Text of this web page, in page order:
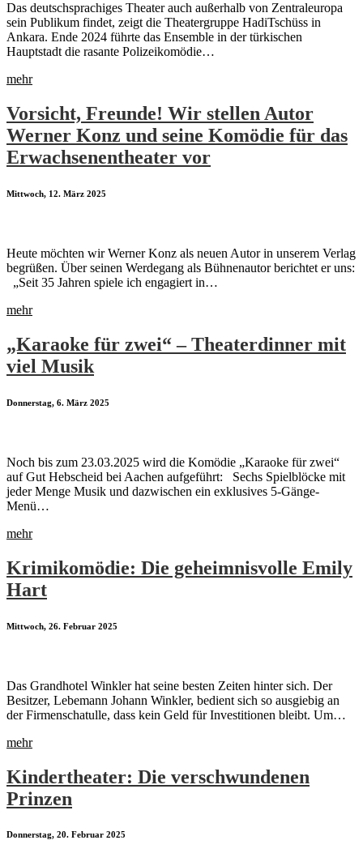
Das deutschsprachiges Theater auch außerhalb von Zentraleuropa
sein Publikum findet, zeigt die Theatergruppe HadiTschüss in
Ankara. Ende 2024 führte das Ensemble in der türkischen
Hauptstadt die rasante Polizeikomödie…
mehr
Vorsicht, Freunde! Wir stellen Autor
Werner Konz und seine Komödie für das
Erwachsenentheater vor
Mittwoch, 12. März 2025
Heute möchten wir Werner Konz als neuen Autor in unserem Verlag
begrüßen. Über seinen Werdegang als Bühnenautor berichtet er uns:
„Seit 35 Jahren spiele ich engagiert in…
mehr
„Karaoke für zwei“ – Theaterdinner mit
viel Musik
Donnerstag, 6. März 2025
Noch bis zum 23.03.2025 wird die Komödie „Karaoke für zwei“
auf Gut Hebscheid bei Aachen aufgeführt: Sechs Spielblöcke mit
jeder Menge Musik und dazwischen ein exklusives 5-Gänge-
Menü…
mehr
Krimikomödie: Die geheimnisvolle Emily
Hart
Mittwoch, 26. Februar 2025
Das Grandhotel Winkler hat seine besten Zeiten hinter sich. Der
Besitzer, Lebemann Johann Winkler, bedient sich so ausgiebig an
der Firmenschatulle, dass kein Geld für Investitionen bleibt. Um…
mehr
Kindertheater: Die verschwundenen
Prinzen
Donnerstag, 20. Februar 2025